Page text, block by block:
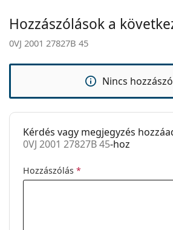
Márka:
Vogue
Használat:
Kód:
0VJ 2001
Hozzászólások a
0VJ 2001 27827B 45
Nincs
Kérdés vagy megjegyzés
0VJ 2001 27827B 45-hoz
Hozzászólás *